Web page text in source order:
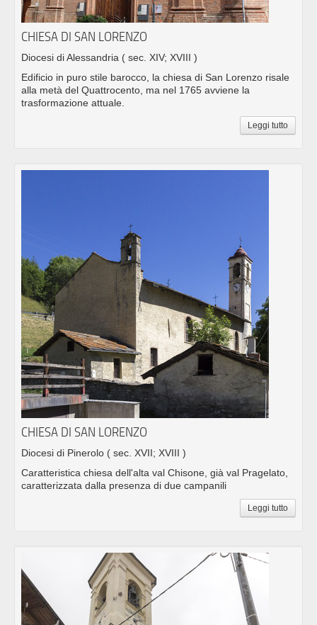
CHIESA DI SAN LORENZO
Diocesi di Alessandria ( sec. XIV; XVIII )
Edificio in puro stile barocco, la chiesa di San Lorenzo risale
alla metà del Quattrocento, ma nel 1765 avviene la
trasformazione attuale.
Leggi tutto
CHIESA DI SAN LORENZO
Diocesi di Pinerolo ( sec. XVII; XVIII )
Caratteristica chiesa dell'alta val Chisone, già val Pragelato,
caratterizzata dalla presenza di due campanili
Leggi tutto